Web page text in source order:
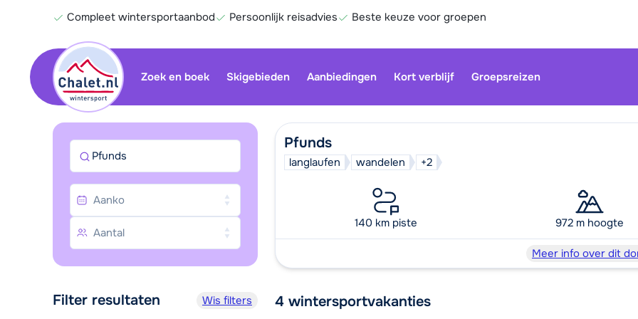
Compleet wintersportaanbod Persoonlijk reisadvies Beste keuze voor groepen
Zoek en boek Skigebieden Aanbiedingen Kort verblijf Groepsreizen
gesloten.
gebruiken:
Pfunds
langlaufen wandelen +2
140 km piste 972 m hoogte
Meer info over dit
4 wintersportvakanties
Pfunds
Filter resultaten Wis filters